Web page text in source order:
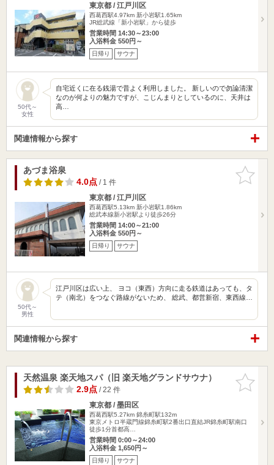
東京都 / 江戸川区
西葛西駅4.97km 新小岩駅1.65km
JR総武線「新小岩駅」から徒歩
営業時間 14:30～23:00
入浴料金 550円～
日帰り サウナ
50代～
女性
自宅近くに在る銭湯で昔よく利用しました。 新しいので勿論清潔
なのが何よりの魅力ですが、こじんまりとしているのに、天井は
高…
関連情報から探す
お気に入
りに追加
あづま浴泉
4.0点/ 1 件
東京都 / 江戸川区
西葛西駅5.13km 新小岩駅1.86km
総武本線新小岩駅より徒歩26分
営業時間 14:00～21:00
入浴料金 550円～
日帰り サウナ
50代～
男性
江戸川区は広い上、 ヨコ（東西）方向に走る鉄道はあっても、タ
テ（南北）をつなぐ路線がないため、 総武、都営新宿、東西線…
関連情報から探す
お気に入
りに追加
天然温泉 楽天地スパ（旧 楽天地グランドサウナ）
2.9点/ 22 件
東京都 / 墨田区
西葛西駅5.27km 錦糸町駅132m
東京メトロ半蔵門線錦糸町駅2番出口直結JR錦糸町駅南口
徒歩1分首都高…
営業時間 0:00～24:00
入浴料金 1,650円～
日帰り サウナ